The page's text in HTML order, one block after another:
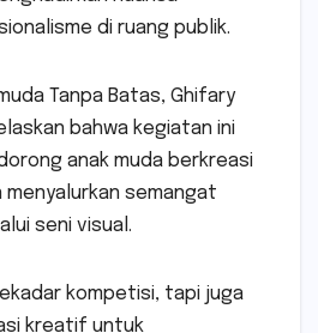
di ruang publik.
Tanpa Batas, Ghifary
bahwa kegiatan ini
anak muda berkreasi
semangat
seni visual.
kompetisi, tapi juga
kreatif untuk